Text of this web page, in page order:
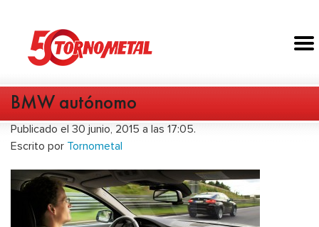
BMW autónomo
Publicado el 30 junio, 2015 a las 17:05.
Escrito por Tornometal